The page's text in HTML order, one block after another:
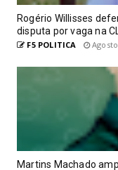
Rogério Willisses
disputa por vaga na
F5 POLITICA
Martins Machado